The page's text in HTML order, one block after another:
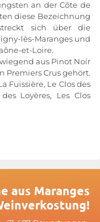
an der Côte de
diese Bezeichnung
sich über die
lès-Maranges und
et-Loire.
aus Pinot Noir
Premiers Crus gehört.
Fuissière, Le Clos des
Loyères, Les Clos
Pinot Noir sowie in
Cozanne, einem
Beaune. Das Tal teilt
und seine
aus Maranges